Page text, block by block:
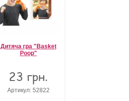
Дитяча гра "Basket
Poop"
23 грн.
Артикул: 52822